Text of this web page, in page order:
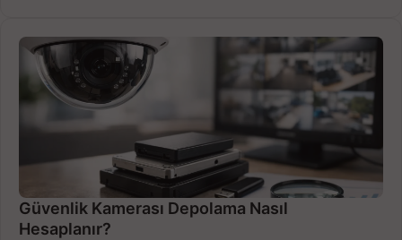
Güvenlik Kamerası Depolama Nasıl
Hesaplanır?